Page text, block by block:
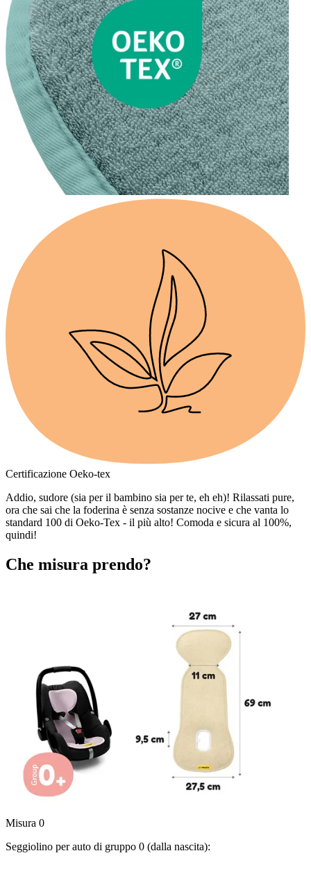
Certificazione Oeko-tex
Addio, sudore (sia per il bambino sia per te, eh eh)! Rilassati pure,
ora che sai che la foderina è senza sostanze nocive e che vanta lo
standard 100 di Oeko-Tex - il più alto! Comoda e sicura al 100%,
quindi!
Che misura prendo?
Misura 0
Seggiolino per auto di gruppo 0 (dalla nascita):